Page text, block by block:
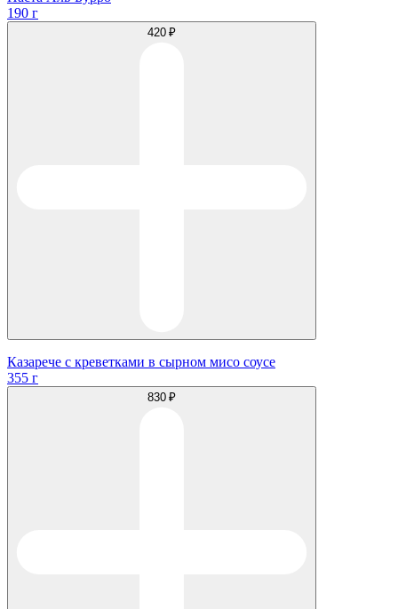
190 г
420 ₽
Казарече с креветками в сырном мисо соусе
355 г
830 ₽